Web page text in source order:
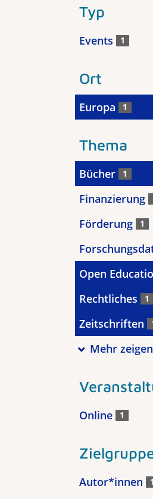
Typ
Events 1
Ort
Europa 1
Thema
Bücher 1
Finanzierung
Förderung 1
Open
Rechtliches 1
Zeitschriften
Mehr zeigen
Online 1
Autor*innen 1